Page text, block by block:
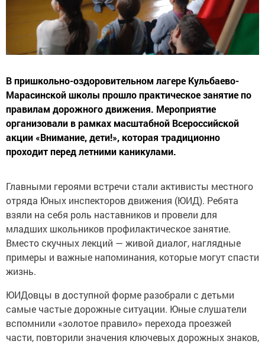
В пришкольно-оздоровительном лагере Кульбаево-
Марасинской школы прошло практическое занятие по
правилам дорожного движения. Мероприятие
организовали в рамках масштабной Всероссийской
акции «Внимание, дети!», которая традиционно
проходит перед летними каникулами.
Главными героями встречи стали активисты местного
отряда Юных инспекторов движения (ЮИД). Ребята
взяли на себя роль наставников и провели для
младших школьников профилактическое занятие.
Вместо скучных лекций — живой диалог, наглядные
примеры и важные напоминания, которые могут спасти
жизнь.
ЮИДовцы в доступной форме разобрали с детьми
самые частые дорожные ситуации. Юные слушатели
вспомнили «золотое правило» перехода проезжей
части, повторили значения ключевых дорожных знаков,